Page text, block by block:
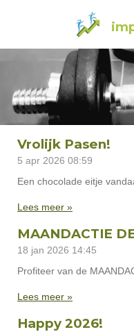
hoofdinhoud
Vrolijk Pasen!
5 apr 2026 08:59
Een chocolade eitje
Lees meer »
MAANDACTIE
18 jan 2026 14:45
Profiteer van de
Lees meer »
Happy 2026!